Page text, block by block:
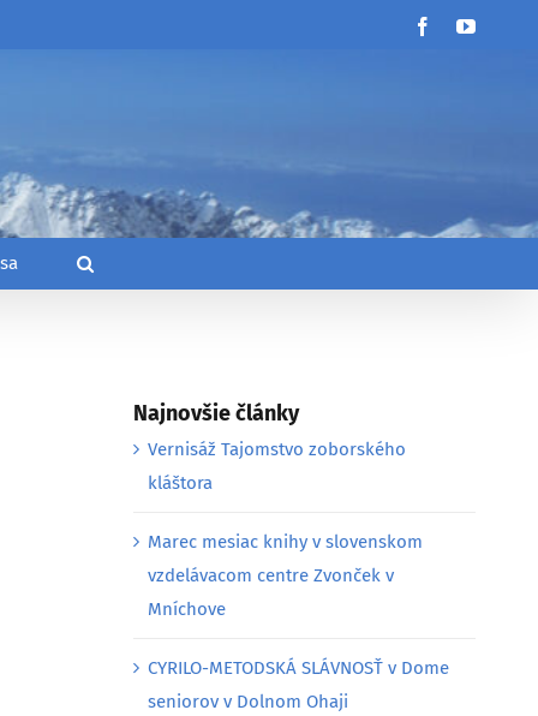
Facebook
Najnovšie články
Vernisáž Tajomstvo zoborského
kláštora
Marec mesiac knihy v slovenskom
vzdelávacom centre Zvonček v
Mníchove
CYRILO-METODSKÁ SLÁVNOSŤ v Dome
seniorov v Dolnom Ohaji